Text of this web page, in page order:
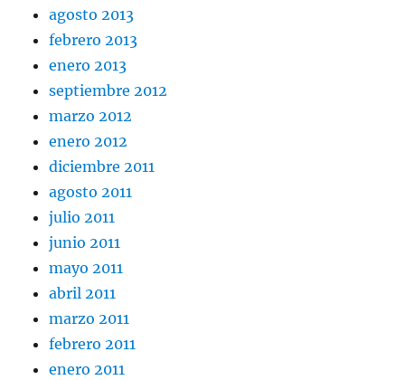
agosto 2013
febrero 2013
enero 2013
septiembre 2012
marzo 2012
enero 2012
diciembre 2011
agosto 2011
julio 2011
junio 2011
mayo 2011
abril 2011
marzo 2011
febrero 2011
enero 2011